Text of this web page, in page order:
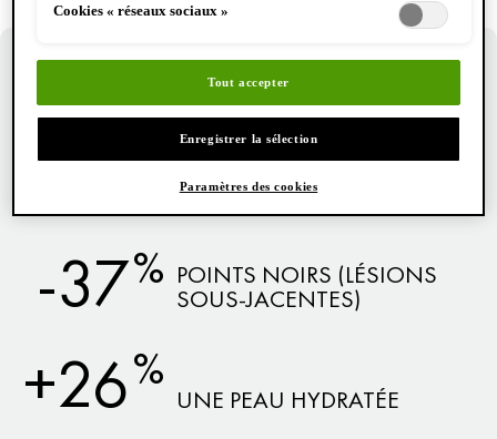
TESTÉ CLINIQUEMENT
-62% MARQUES DE BOUTONS
BRUNÂTRES)
-37% POINTS NOIRS (LÉSIONS
SOUS-JACENTES)
+26%
UNE PEAU HYDRATÉE
Cookies « réseaux sociaux »
Tout accepter
Enregistrer la sélection
Paramètres des cookies